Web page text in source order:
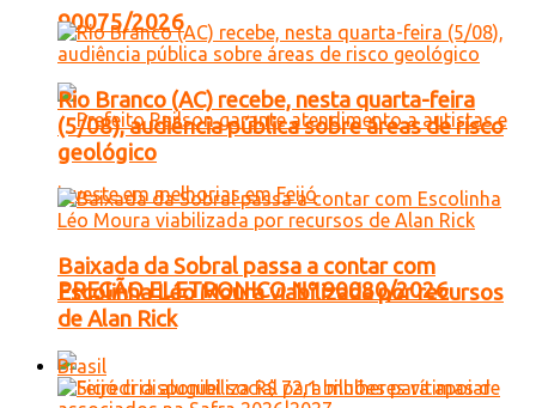
90075/2026
PREGÃO ELETRONICO Nº 90080/2026
Rio Branco (AC) recebe, nesta quarta-feira
(5/08), audiência pública sobre áreas de risco
geológico
Baixada da Sobral passa a contar com
Escolinha Léo Moura viabilizada por recursos
de Alan Rick
Brasil